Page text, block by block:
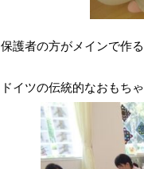
保護者の方がメインで作
ドイツの伝統的なおもち